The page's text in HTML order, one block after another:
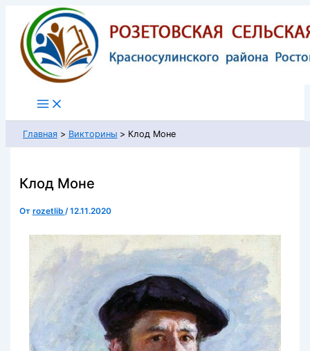
Перейти
содержимому
Главная Викторины Клод Моне
Клод Моне
От rozetlib /12.11.2020